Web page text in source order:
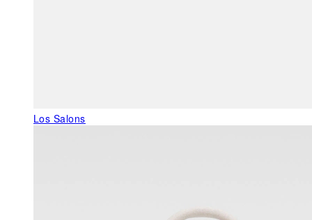
Los Salons